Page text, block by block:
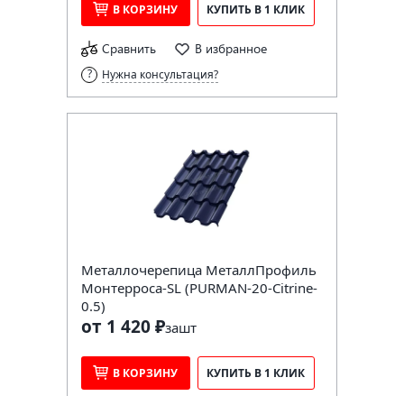
В КОРЗИНУ КУПИТЬ В 1 КЛИК
Сравнить В избранное
Нужна консультация?
Металлочерепица МеталлПрофиль
Монтерроса-SL (PURMAN-20-Citrine-
0.5)
от 1 420 ₽зашт
В КОРЗИНУ КУПИТЬ В 1 КЛИК